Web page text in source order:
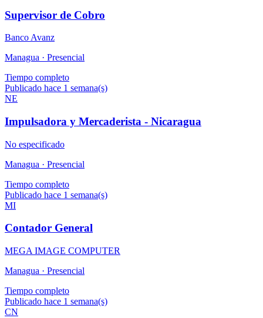
Supervisor de Cobro
Banco Avanz
Managua · Presencial
Tiempo completo
Publicado hace 1 semana(s)
NE
Impulsadora y Mercaderista - Nicaragua
No especificado
Managua · Presencial
Tiempo completo
Publicado hace 1 semana(s)
MI
Contador General
MEGA IMAGE COMPUTER
Managua · Presencial
Tiempo completo
Publicado hace 1 semana(s)
CN